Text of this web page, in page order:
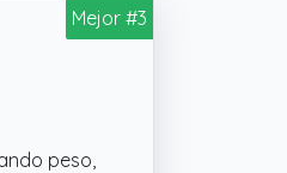
Mejor #3
peso,